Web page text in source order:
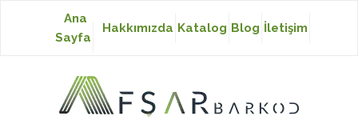
Baskısız Etiket
Ana
Sayfa
Hakkımızda Katalog Blog İletişim